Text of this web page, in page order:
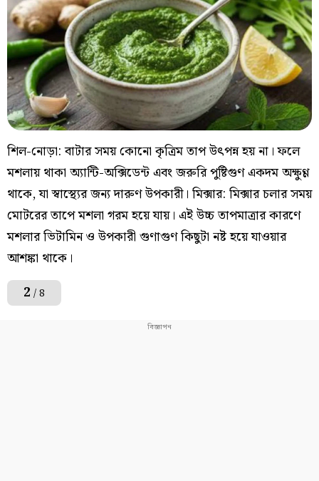
শিল-নোড়া: বাটার সময় কোনো কৃত্রিম তাপ উৎপন্ন হয় না। ফলে
মশলায় থাকা অ্যান্টি-অক্সিডেন্ট এবং জরুরি পুষ্টিগুণ একদম অক্ষুণ্ণ
থাকে, যা স্বাস্থ্যের জন্য দারুণ উপকারী। মিক্সার: মিক্সার চলার সময়
মোটরের তাপে মশলা গরম হয়ে যায়। এই উচ্চ তাপমাত্রার কারণে
মশলার ভিটামিন ও উপকারী গুণাগুণ কিছুটা নষ্ট হয়ে যাওয়ার
আশঙ্কা থাকে।
2 / 8